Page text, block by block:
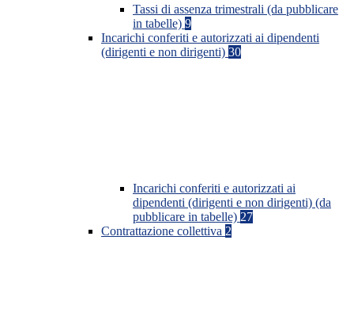
Tassi di assenza trimestrali (da pubblicare
in tabelle) 9
Incarichi conferiti e autorizzati ai dipendenti
(dirigenti e non dirigenti) 30
Incarichi conferiti e autorizzati ai
dipendenti (dirigenti e non dirigenti) (da
pubblicare in tabelle) 27
Contrattazione collettiva 2